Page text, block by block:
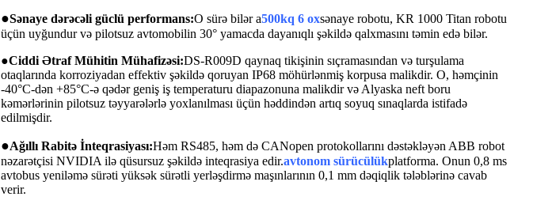
●Sənaye dərəcəli güclü performans:O sürə bilər a500kq 6 oxsənaye robotu, KR 1000 Titan robotu
üçün uyğundur və pilotsuz avtomobilin 30° yamacda dayanıqlı şəkildə qalxmasını təmin edə bilər.
●Ciddi Ətraf Mühitin Mühafizəsi:DS-R009D qaynaq tikişinin sıçramasından və turşulama
otaqlarında korroziyadan effektiv şəkildə qoruyan IP68 möhürlənmiş korpusa malikdir. O, həmçinin
-40°C-dən +85°C-ə qədər geniş iş temperaturu diapazonuna malikdir və Alyaska neft boru
kəmərlərinin pilotsuz təyyarələrlə yoxlanılması üçün həddindən artıq soyuq sınaqlarda istifadə
edilmişdir.
●Ağıllı Rabitə İnteqrasiyası:Həm RS485, həm də CANopen protokollarını dəstəkləyən ABB robot
nəzarətçisi NVIDIA ilə qüsursuz şəkildə inteqrasiya edir.avtonom sürücülükplatforma. Onun 0,8 ms
avtobus yeniləmə sürəti yüksək sürətli yerləşdirmə maşınlarının 0,1 mm dəqiqlik tələblərinə cavab
verir.